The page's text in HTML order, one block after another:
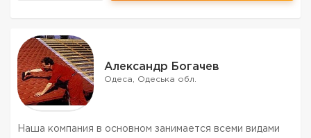
Александр Богачев
Одеса, Одеська обл.
Наша компания в основном занимается всеми видами